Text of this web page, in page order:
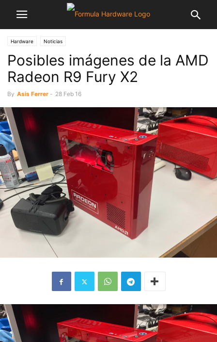
Hardware Noticias
Posibles imágenes de la AMD
Radeon R9 Fury X2
By Asis Ferrer - 28 Feb 16